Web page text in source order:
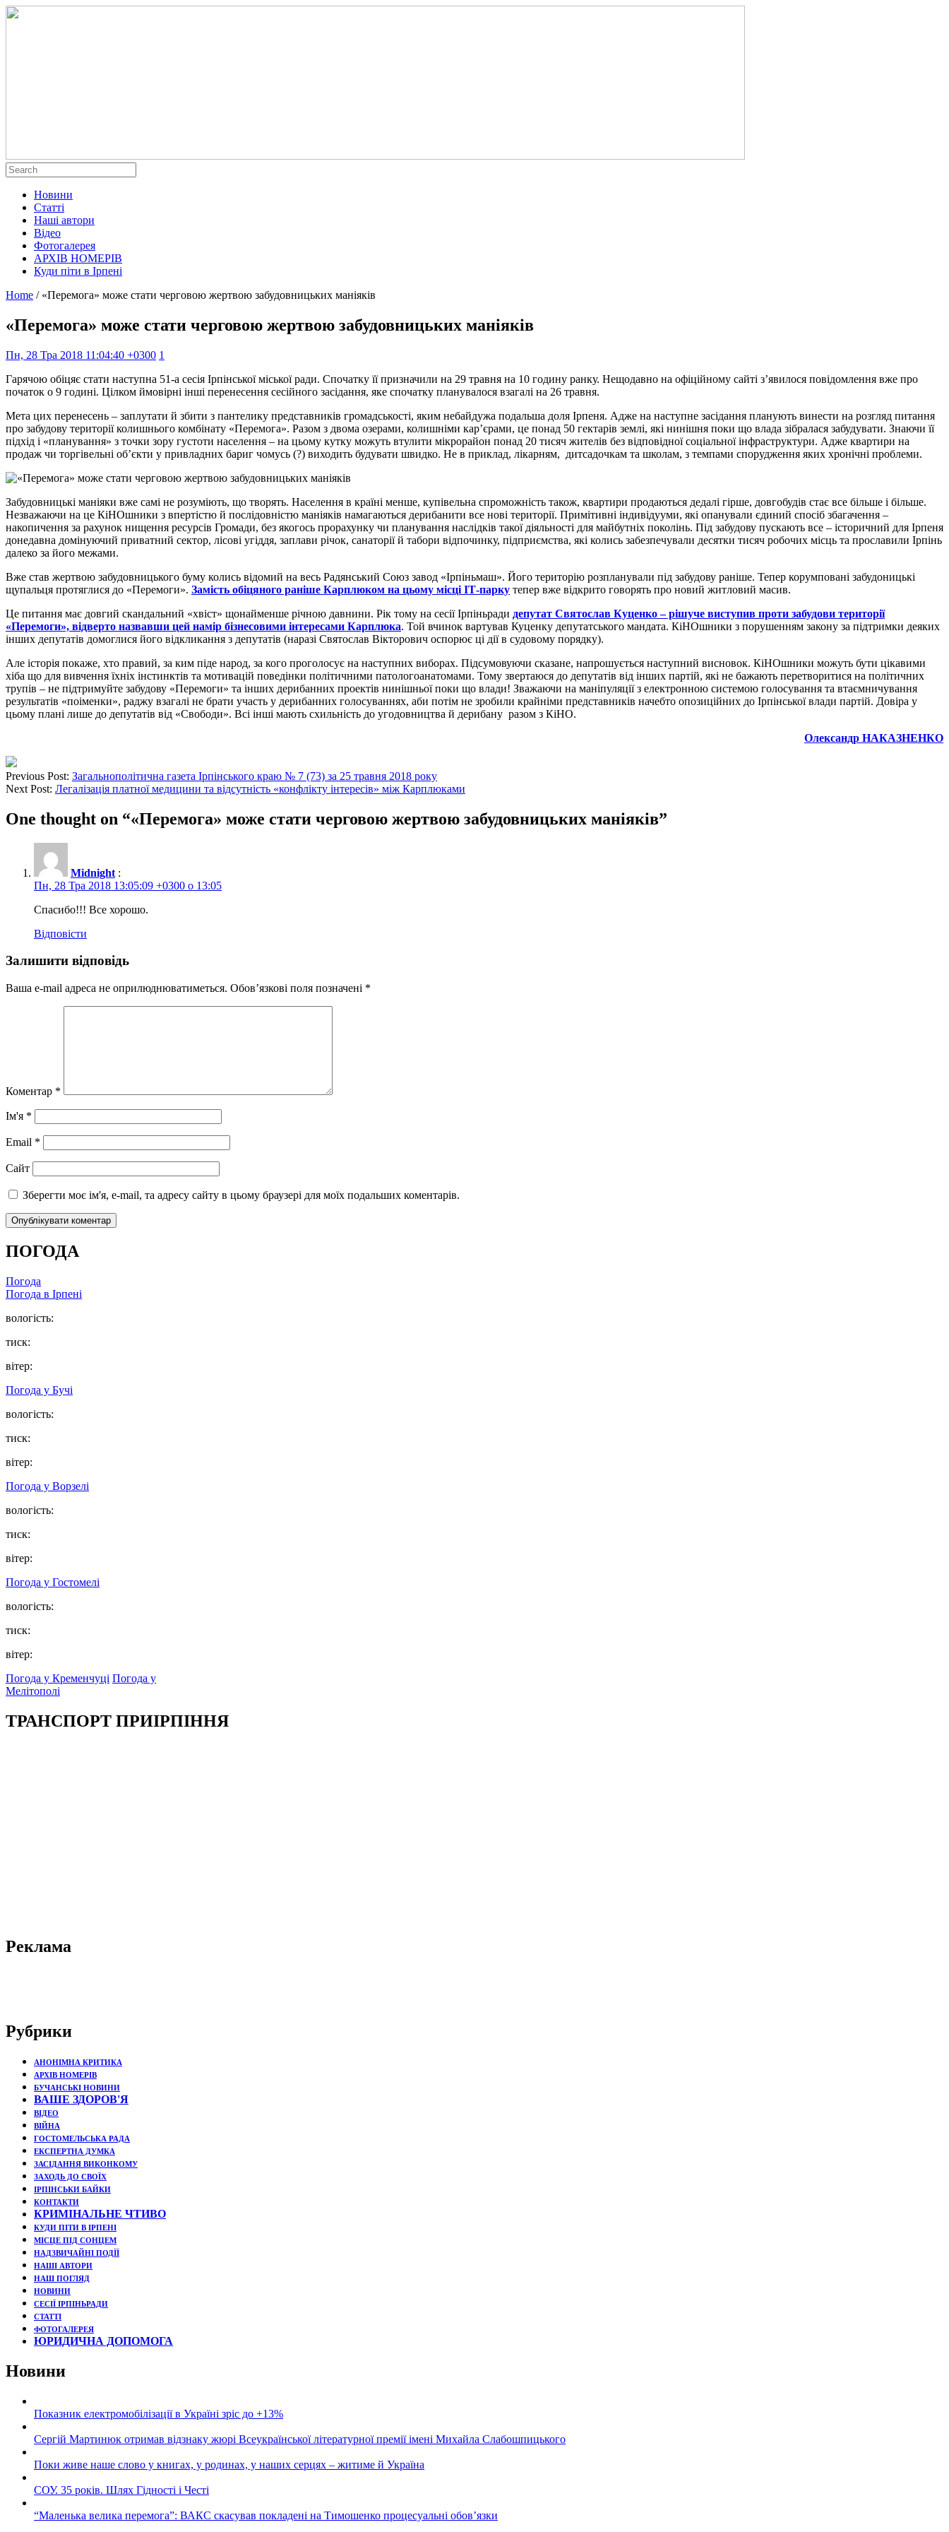
Новини
Статті
Наші автори
Відео
Фотогалерея
АРХІВ НОМЕРІВ
Куди піти в Ірпені
Home / «Перемога» може стати черговою жертвою забудовницьких маніяків
«Перемога» може стати черговою жертвою забудовницьких маніяків
Пн, 28 Тра 2018 11:04:40 +0300 1
Гарячою обіцяє стати наступна 51-а сесія Ірпінської міської ради. Спочатку її призначили на 29 травня на 10 годину ранку. Нещодавно на офіційному сайті з’явилося повідомлення вже про
початок о 9 годині. Цілком ймовірні інші перенесення сесійного засідання, яке спочатку планувалося взагалі на 26 травня.
Мета цих перенесень – заплутати й збити з пантелику представників громадськості, яким небайдужа подальша доля Ірпеня. Адже на наступне засідання планують винести на розгляд питання
про забудову території колишнього комбінату «Перемога». Разом з двома озерами, колишніми кар’єрами, це понад 50 гектарів землі, які нинішня поки що влада зібралася забудувати. Знаючи її
підхід і «планування» з точки зору густоти населення – на цьому кутку можуть втулити мікрорайон понад 20 тисяч жителів без відповідної соціальної інфраструктури. Адже квартири на
продаж чи торгівельні об’єкти у привладних бариг чомусь (?) виходить будувати швидко. Не в приклад, лікарням, дитсадочкам та школам, з темпами спорудження яких хронічні проблеми.
Забудовницькі маніяки вже самі не розуміють, що творять. Населення в країні менше, купівельна спроможність також, квартири продаються дедалі гірше, довгобудів стає все більше і більше.
Незважаючи на це КіНОшники з впертістю й послідовністю маніяків намагаються дерибанити все нові території. Примітивні індивідууми, які опанували єдиний спосіб збагачення –
накопичення за рахунок нищення ресурсів Громади, без якогось прорахунку чи планування наслідків такої діяльності для майбутніх поколінь. Під забудову пускають все – історичний для Ірпеня
донедавна домінуючий приватний сектор, лісові угіддя, заплави річок, санаторії й табори відпочинку, підприємства, які колись забезпечували десятки тисяч робочих місць та прославили Ірпінь
далеко за його межами.
Вже став жертвою забудовницького буму колись відомий на весь Радянський Союз завод «Ірпіньмаш». Його територію розпланували під забудову раніше. Тепер корумповані забудоницькі
щупальця протяглися до «Перемоги». Замість обіцяного раніше Карплюком на цьому місці ІТ-парку тепер вже відкрито говорять про новий житловий масив.
Це питання має довгий скандальний «хвіст» щонайменше річною давнини. Рік тому на сесії Ірпіньради депутат Святослав Куценко – рішуче виступив проти забудови території
«Перемоги», відверто назвавши цей намір бізнесовими інтересами Карплюка. Той вчинок вартував Куценку депутатського мандата. КіНОшники з порушенням закону за підтримки деяких
інших депутатів домоглися його відкликання з депутатів (наразі Святослав Вікторович оспорює ці дії в судовому порядку).
Але історія покаже, хто правий, за ким піде народ, за кого проголосує на наступних виборах. Підсумовуючи сказане, напрошується наступний висновок. КіНОшники можуть бути цікавими
хіба що для вивчення їхніх інстинктів та мотивацій поведінки політичними патологоанатомами. Тому звертаюся до депутатів від інших партій, які не бажають перетворитися на політичних
трупів – не підтримуйте забудову «Перемоги» та інших дерибанних проектів нинішньої поки що влади! Зважаючи на маніпуляції з електронною системою голосування та втаємничування
результатів «поіменки», раджу взагалі не брати участь у дерибанних голосуваннях, аби потім не зробили крайніми представників начебто опозиційних до Ірпінської влади партій. Довіра у
цьому плані лише до депутатів від «Свободи». Всі інші мають схильність до угодовництва й дерибану разом з КіНО.
Олександр НАКАЗНЕНКО
Previous Post: Загальнополітична газета Ірпінського краю № 7 (73) за 25 травня 2018 року
Next Post: Легалізація платної медицини та відсутність «конфлікту інтересів» між Карплюками
One thought on “«Перемога» може стати черговою жертвою забудовницьких маніяків”
Midnight :
Пн, 28 Тра 2018 13:05:09 +0300 о 13:05
Спасибо!!! Все хорошо.
Відповісти
Залишити відповідь
Ваша e-mail адреса не оприлюднюватиметься. Обов’язкові поля позначені *
Коментар *
Ім'я *
Email *
Сайт
Зберегти моє ім'я, e-mail, та адресу сайту в цьому браузері для моїх подальших коментарів.
ПОГОДА
Погода
Погода в Ірпені
вологість:
тиск:
вітер:
Погода у Бучі
вологість:
тиск:
вітер:
Погода у Ворзелі
вологість:
тиск:
вітер:
Погода у Гостомелі
вологість:
тиск:
вітер:
Погода у Кременчуці Погода у
Мелітополі
ТРАНСПОРТ ПРИІРПІННЯ
Реклама
Рубрики
АНОНІМНА КРИТИКА
АРХІВ НОМЕРІВ
БУЧАНСЬКІ НОВИНИ
ВАШЕ ЗДОРОВ'Я
ВІДЕО
ВІЙНА
ГОСТОМЕЛЬСЬКА РАДА
ЕКСПЕРТНА ДУМКА
ЗАСІДАННЯ ВИКОНКОМУ
ЗАХОДЬ ДО СВОЇХ
ІРПІНСЬКИ БАЙКИ
КОНТАКТИ
КРИМІНАЛЬНЕ ЧТИВО
КУДИ ПІТИ В ІРПЕНІ
МІСЦЕ ПІД СОНЦЕМ
НАДЗВИЧАЙНІ ПОДЇЇ
НАШІ АВТОРИ
НАШ ПОГЛЯД
НОВИНИ
СЕСІЇ ІРПІНЬРАДИ
СТАТТІ
ФОТОГАЛЕРЕЯ
ЮРИДИЧНА ДОПОМОГА
Новини
Показник електромобілізації в Україні зріс до +13%
Сергій Мартинюк отримав відзнаку жюрі Всеукраїнської літературної премії імені Михайла Слабошпицького
Поки живе наше слово у книгах, у родинах, у наших серцях – житиме й Україна
СОУ. 35 років. Шлях Гідності і Честі
“Маленька велика перемога”: ВАКС скасував покладені на Тимошенко процесуальні обов’язки